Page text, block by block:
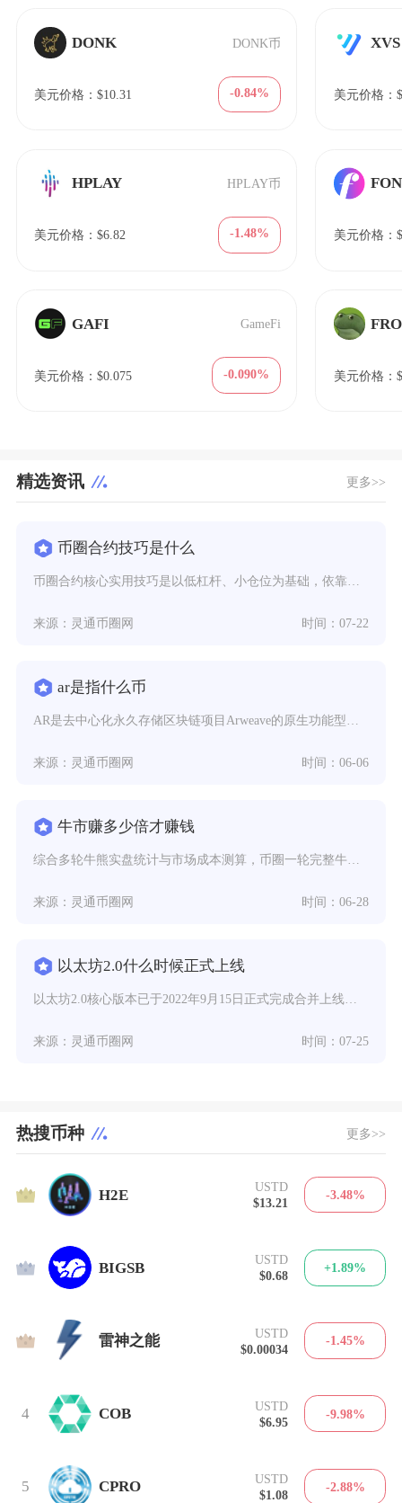
DONK DONK币
美元价格：$10.31 -0.84%
HPLAY HPLAY币
美元价格：$6.82 -1.48%
GAFI GameFi
美元价格：$0.075 -0.090%
XVS
美元价格：
美元价格：
美元价格：
精选资讯 更多>>
币圈合约技巧是什么
来源：灵通币圈网 时间：07-22
ar是指什么币
来源：灵通币圈网 时间：06-06
牛市赚多少倍才赚钱
来源：灵通币圈网 时间：06-28
以太坊2.0什么时候正式上线
来源：灵通币圈网 时间：07-25
热搜币种 更多>>
1 H2E
USTD
$13.21
-3.48%
2 BIGSB
USTD
$0.68
+1.89%
3 雷神之能
USTD
$0.00034
-1.45%
4 COB
USTD
$6.95
-9.98%
5 CPRO
USTD
$1.08
-2.88%